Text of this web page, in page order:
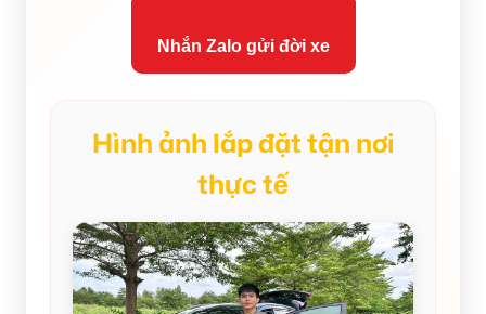
Nhắn Zalo gửi đời xe
Hình ảnh lắp đặt tận nơi
thực tế